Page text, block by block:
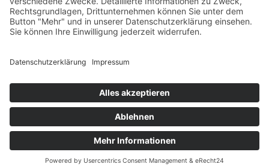
JetztBericht einreichen
Folge uns auf SocialMedia
© All rights reserved Main-Kinzig Echo
Impressum Datenschutz AGB